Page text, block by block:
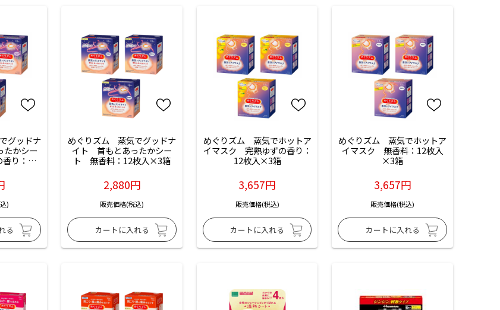
グッドナ
たかシー
香り：12
)
めぐりズム　蒸気でグッドナ
イト　首もとあったかシー
ト　無香料：12枚入×3箱
2,880円
販売価格(税込)
めぐりズム　蒸気でホットア
イマスク　完熟ゆずの香り：
12枚入×3箱
3,657円
販売価格(税込)
めぐりズム　蒸気でホットア
イマスク　無香料：12枚入
×3箱
3,657円
販売価格(税込)